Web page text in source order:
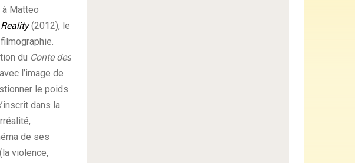
Matteo
Reality(2012), le
du Conte des
l’image de
le poids
dans la
de ses
violence,